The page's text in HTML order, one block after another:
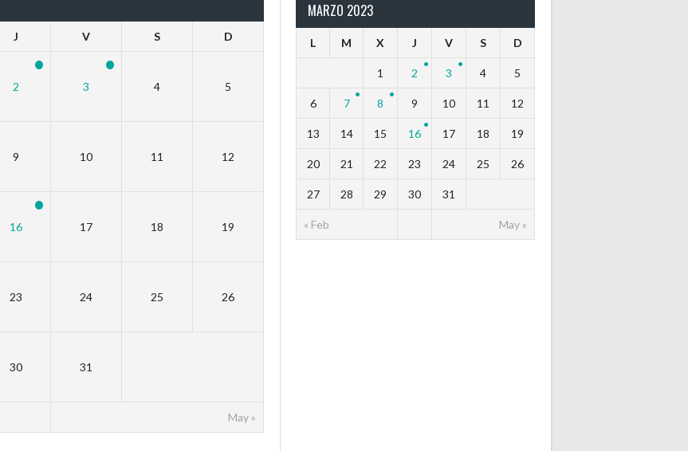
J V S D
May »
2 3 4 5
9 10 11 12
16 17 18 19
23 24 25 26
30 31
MARZO 2023
L M X J V S D
« Feb May »
1 2 3 4 5
6 7 8 9 10 11 12
13 14 15 16 17 18 19
20 21 22 23 24 25 26
27 28 29 30 31